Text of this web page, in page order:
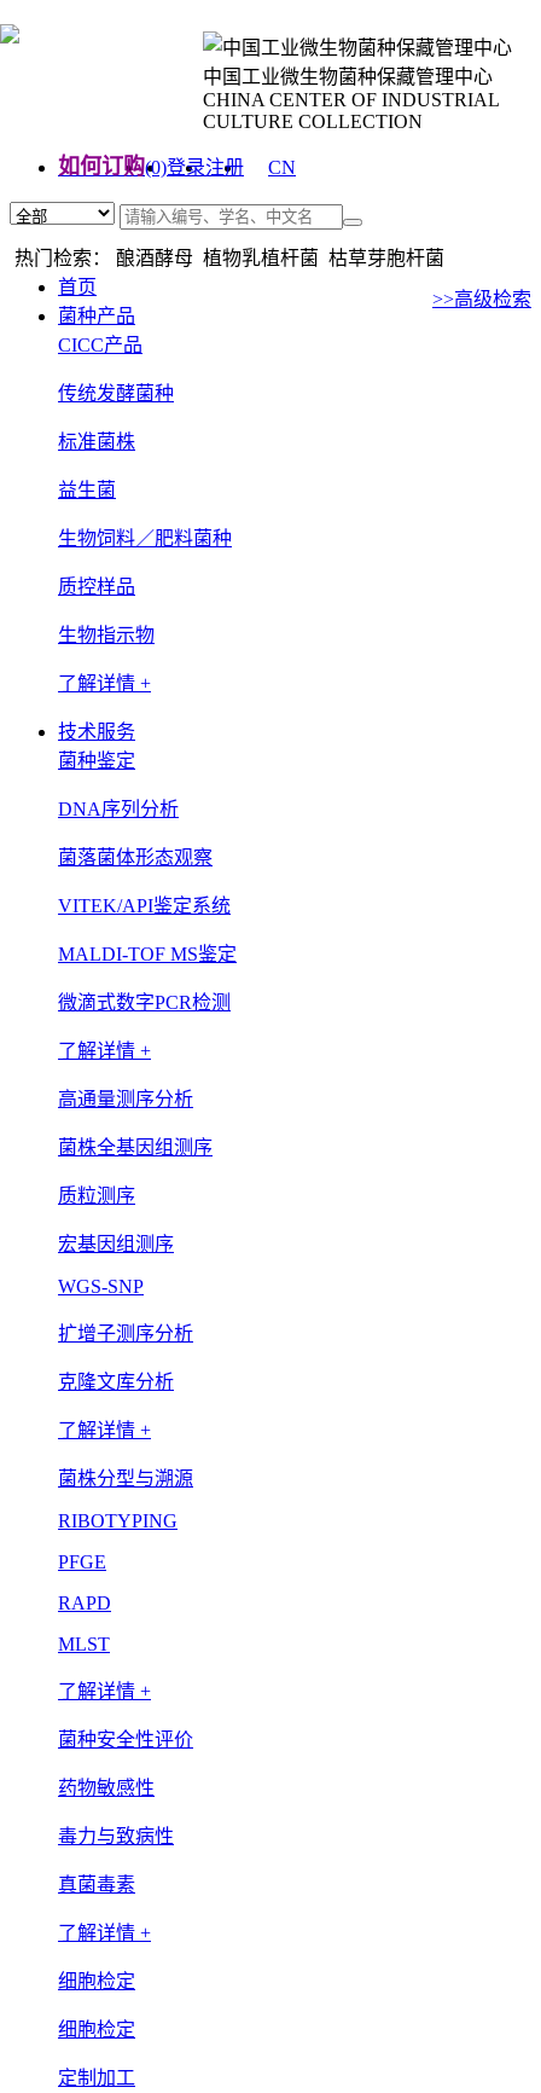
中国工业微生物菌种保藏管理中心
CHINA CENTER OF INDUSTRIAL
CULTURE COLLECTION
如何订购(0)登录注册
CN
热门检索： 酿酒酵母 植物乳植杆菌 枯草芽胞杆菌
>>高级检索
首页
菌种产品
CICC产品
传统发酵菌种
标准菌株
益生菌
生物饲料／肥料菌种
质控样品
生物指示物
了解详情 +
技术服务
菌种鉴定
DNA序列分析
菌落菌体形态观察
VITEK/API鉴定系统
MALDI-TOF MS鉴定
微滴式数字PCR检测
了解详情 +
高通量测序分析
菌株全基因组测序
质粒测序
宏基因组测序
WGS-SNP
扩增子测序分析
克隆文库分析
了解详情 +
菌株分型与溯源
RIBOTYPING
PFGE
RAPD
MLST
了解详情 +
菌种安全性评价
药物敏感性
毒力与致病性
真菌毒素
了解详情 +
细胞检定
细胞检定
定制加工